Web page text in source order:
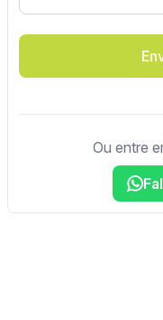
Ou entre